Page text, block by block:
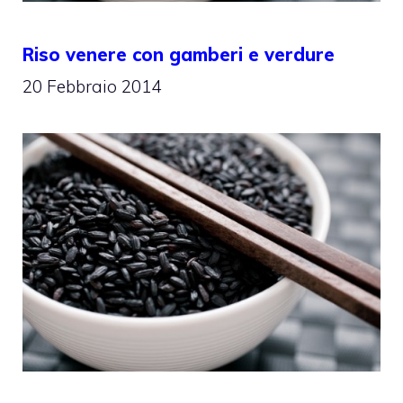
Riso venere con gamberi e verdure
20 Febbraio 2014